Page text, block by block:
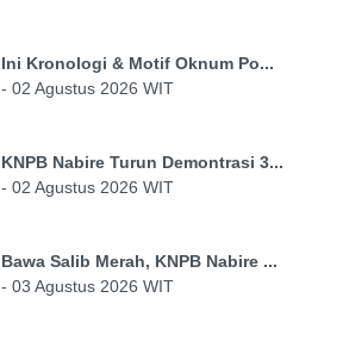
Ini Kronologi & Motif Oknum Po...
- 02 Agustus 2026 WIT
KNPB Nabire Turun Demontrasi 3...
- 02 Agustus 2026 WIT
Bawa Salib Merah, KNPB Nabire ...
- 03 Agustus 2026 WIT